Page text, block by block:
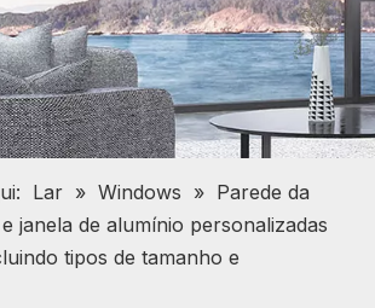
Lar » Windows » Parede da
janela de alumínio personalizadas
tipos de tamanho e